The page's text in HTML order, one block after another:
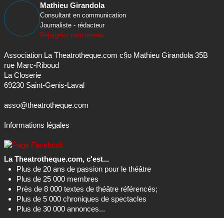
Mathieu Girandola
Consultant en communication
Journaliste - rédacteur
Rejoignez mon réseau
Association La Theatrotheque.com c§o Mathieu Girandola 35B
rue Marc-Riboud
La Closerie
69230 Saint-Genis-Laval
asso@theatrotheque.com
Informations légales
La Theatrotheque.com, c'est...
Plus de 20 ans de passion pour le théâtre
Plus de 25 000 membres
Près de 8 000 textes de théâtre référencés;
Plus de 5 000 chroniques de spectacles
Plus de 30 000 annonces...